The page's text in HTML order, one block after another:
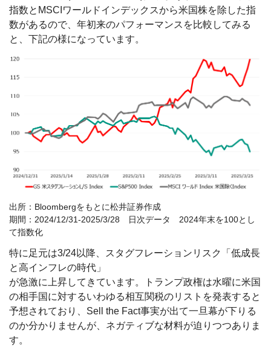
指数とMSCIワールドインデックスから米国株を除した指
数があるので、年初来のパフォーマンスを比較してみる
と、下記の様になっています。
出所：Bloombergをもとに松井証券作成
期間：2024/12/31-2025/3/28 日次データ 2024年末を100とし
て指数化
特に足元は3/24以降、スタグフレーションリスク「低成長
と高インフレの時代」
が急激に上昇してきています。トランプ政権は水曜に米国
の相手国に対するいわゆる相互関税のリストを発表すると
予想されており、Sell the Fact事実が出て一旦幕が下りる
のか分かりませんが、ネガティブな材料が迫りつつありま
す。